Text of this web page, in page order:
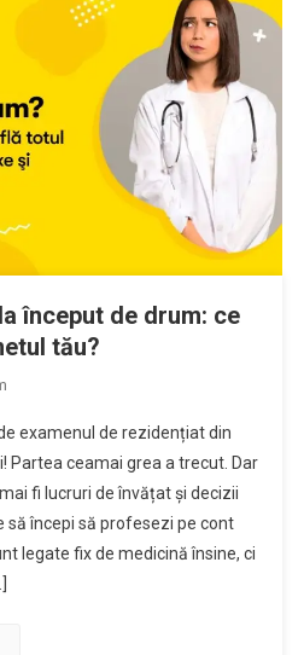
început de drum: ce
tău?
examenul de rezidențiat din
Partea ceamai grea a trecut. Dar
fi lucruri de învățat și decizii
să începi să profesezi pe cont
legate fix de medicină însine, ci